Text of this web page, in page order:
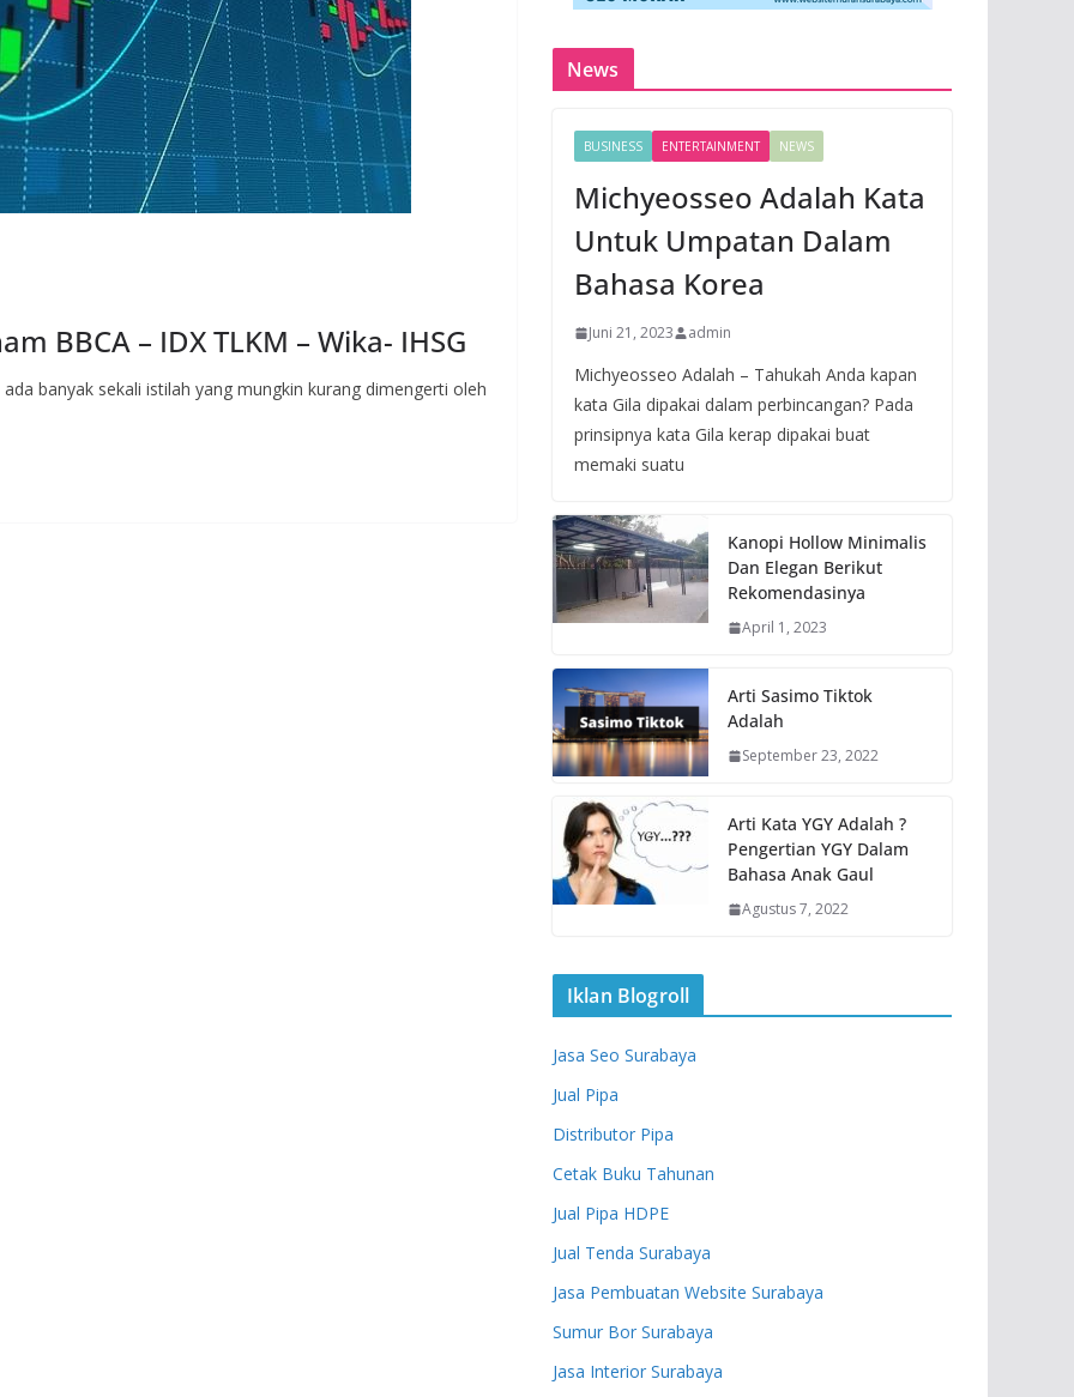
BBCA – IDX TLKM – Wika- IHSG
banyak sekali istilah yang mungkin kurang dimengerti oleh
News
BUSINESS ENTERTAINMENT NEWS
Michyeosseo Adalah Kata
Untuk Umpatan Dalam
Bahasa Korea
Juni 21, 2023 admin
Michyeosseo Adalah – Tahukah Anda kapan
kata Gila dipakai dalam perbincangan? Pada
prinsipnya kata Gila kerap dipakai buat
memaki suatu
Kanopi Hollow Minimalis
Dan Elegan Berikut
Rekomendasinya
April 1, 2023
Arti Sasimo Tiktok
Adalah
September 23, 2022
Arti Kata YGY Adalah ?
Pengertian YGY Dalam
Bahasa Anak Gaul
Agustus 7, 2022
Iklan Blogroll
Jasa Seo Surabaya
Jual Pipa
Distributor Pipa
Cetak Buku Tahunan
Jual Pipa HDPE
Jual Tenda Surabaya
Jasa Pembuatan Website Surabaya
Sumur Bor Surabaya
Jasa Interior Surabaya